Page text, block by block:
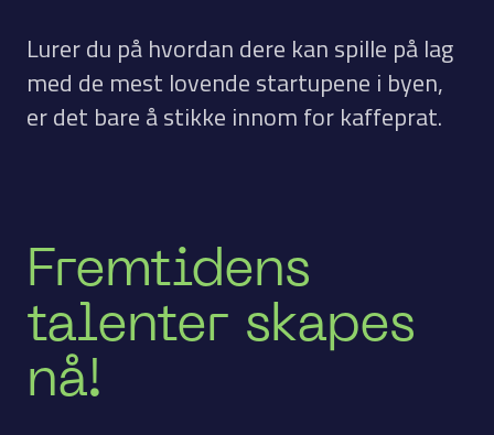
Lurer du på hvordan dere kan spille på lag
med de mest lovende startupene i byen,
er det bare å stikke innom for kaffeprat.
Fremtidens
talenter skapes
nå!